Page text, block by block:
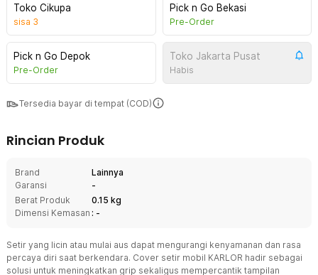
Toko Cikupa
sisa 3
Pick n Go Bekasi
Pre-Order
Pick n Go Depok
Pre-Order
Toko Jakarta Pusat
Habis
Tersedia bayar di tempat (COD)
Rincian Produk
Brand
Lainnya
Garansi
-
Berat Produk
0.15 kg
Dimensi Kemasan : -
Setir yang licin atau mulai aus dapat mengurangi kenyamanan dan rasa
percaya diri saat berkendara. Cover setir mobil KARLOR hadir sebagai
solusi untuk meningkatkan grip sekaligus mempercantik tampilan